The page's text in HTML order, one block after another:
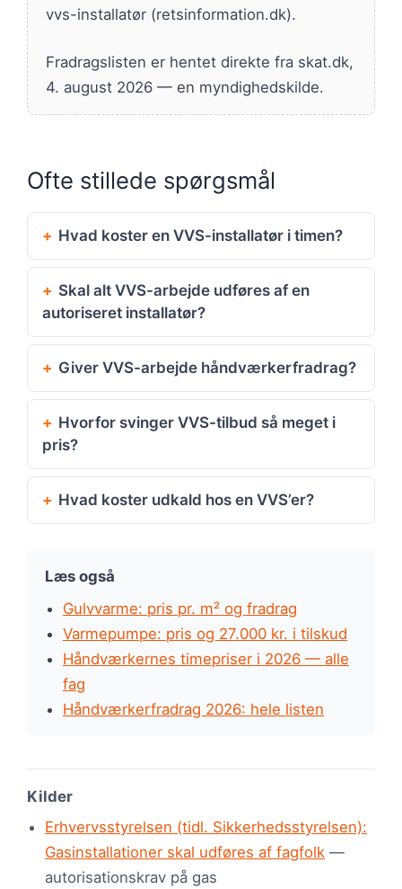
vvs-installatør (retsinformation.dk).
Fradragslisten er hentet direkte fra skat.dk,
4. august 2026 — en myndighedskilde.
Ofte stillede spørgsmål
Hvad koster en VVS-installatør i timen?
Skal alt VVS-arbejde udføres af en
autoriseret installatør?
Giver VVS-arbejde håndværkerfradrag?
Hvorfor svinger VVS-tilbud så meget i
pris?
Hvad koster udkald hos en VVS’er?
Læs også
Gulvvarme: pris pr. m² og fradrag
Varmepumpe: pris og 27.000 kr. i tilskud
Håndværkernes timepriser i 2026 — alle
fag
Håndværkerfradrag 2026: hele listen
Kilder
Erhvervsstyrelsen (tidl. Sikkerhedsstyrelsen):
Gasinstallationer skal udføres af fagfolk —
autorisationskrav på gas